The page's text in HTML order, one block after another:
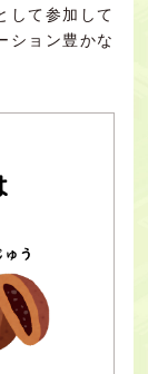
て参加して
ション豊かな